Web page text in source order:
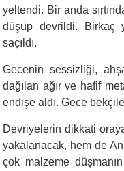
yeltendi. Bir anda
düşüp devrildi. Birkaç
saçıldı.
Gecenin sessizliği,
dağılan ağır ve hafif
endişe aldı. Gece
Devriyelerin dikkati
yakalanacak, hem de
çok malzeme